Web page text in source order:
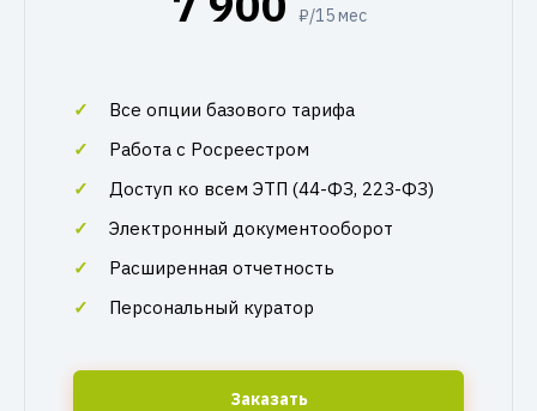
₽/15 мес
Все опции базового тарифа
Работа с Росреестром
Доступ ко всем ЭТП (44-ФЗ, 223-ФЗ)
Электронный документооборот
Расширенная отчетность
Персональный куратор
Заказать